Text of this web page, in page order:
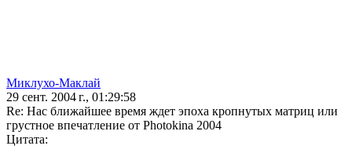
Миклухо-Маклай
29 сент. 2004 г., 01:29:58
Re: Нас ближайшее время ждет эпоха кропнутых матриц или
грустное впечатление от Photokina 2004
Цитата: